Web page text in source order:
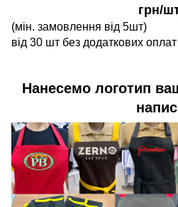
грн/
(мін. замовлення від 5шт)
від 30 шт без додаткових оплат
Нанесемо логотип